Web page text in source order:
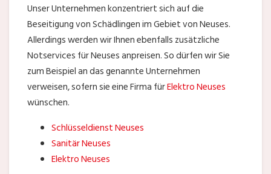
Unser Unternehmen konzentriert sich auf die
Beseitigung von Schädlingen im Gebiet von Neuses.
Allerdings werden wir Ihnen ebenfalls zusätzliche
Notservices für Neuses anpreisen. So dürfen wir Sie
zum Beispiel an das genannte Unternehmen
verweisen, sofern sie eine Firma fürElektro Neuses
wünschen.
Schlüsseldienst Neuses
Sanitär Neuses
Elektro Neuses